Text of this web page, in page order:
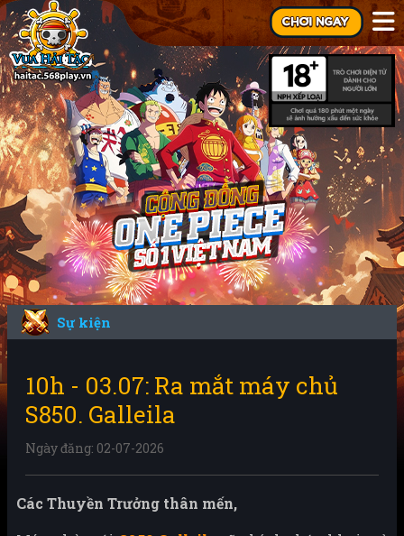
Sự kiện
10h - 03.07: Ra mắt máy chủ
S850. Galleila
Ngày đăng: 02-07-2026
Các Thuyền Trưởng thân mến,